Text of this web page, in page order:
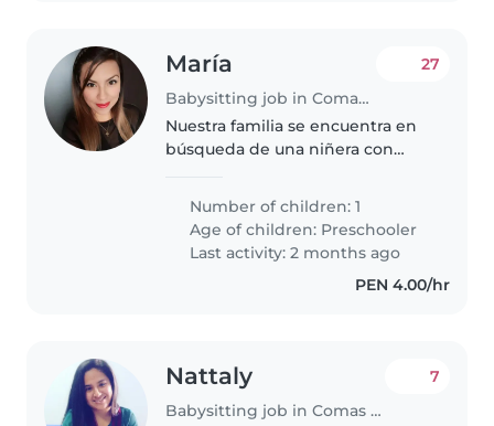
María
Babysitting job in Comas (Departamento de Lima)
27
Nuestra familia se encuentra en
búsqueda de una niñera con
básica(cocina para em niño ,
ordenar los ambientes todo en
función al niño ) Funciones jugar
con..
Number of children: 1
Age of children: Preschooler
Last activity: 2 months ago
PEN 4.00/hr
Nattaly
Babysitting job in Comas (Departamento de Lima)
7